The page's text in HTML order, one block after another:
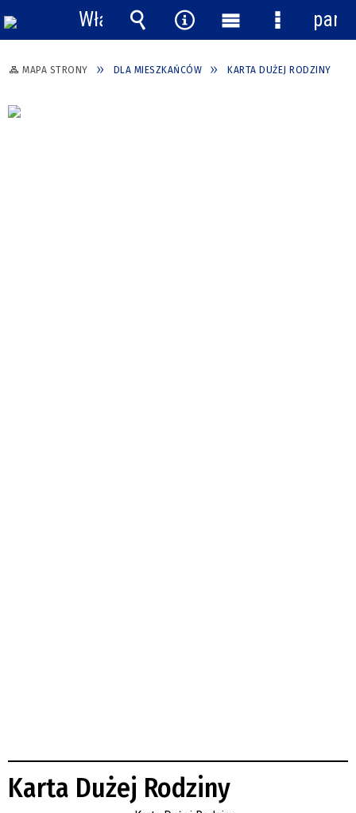
MAPA STRONY DLA MIESZKAŃCÓW KARTA DUŻEJ RODZINY
Karta Dużej Rodziny
Włącz
powiadomienia
Wyszukiwarka
Narzędzia
Menu
główne
Menu
panel